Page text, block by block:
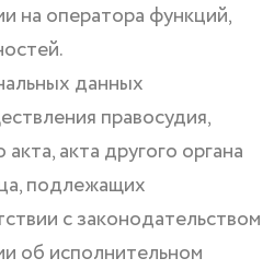
на оператора функций,
данных
правосудия,
акта другого органа
подлежащих
с законодательством
об исполнительном